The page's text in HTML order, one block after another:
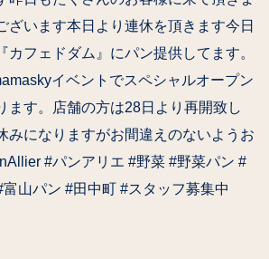
ざいます本日より連休を頂きます今日
カフェドダム』にパン提供してます。
イベントでスペシャルオープン
ます。店舗の方は28日より再開致し
みになりますがお間違えのないようお
#パンアリエ #野菜 #野菜パン #
山パン #田中町 #スタッフ募集中